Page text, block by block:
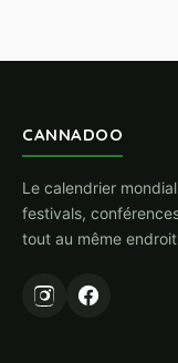
CANNADOO
Le calendrier
festivals,
tout au même